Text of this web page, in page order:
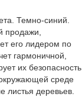
Темно-синий.
продажи,
его лидером по
гармоничной,
их безопасность.
окружающей среде
листья деревьев.